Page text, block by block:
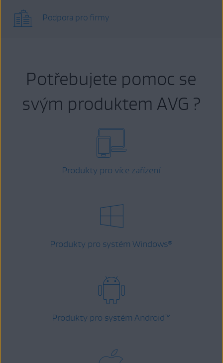
Podpora pro firmy
Potřebujete pomoc se
svým produktem AVG ?
Produkty pro více zařízení
Produkty pro systém Windows®
Produkty pro systém Android™